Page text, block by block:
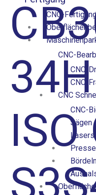
CNC-Fertigung
CNC-
CNC-
CNC-
CNC
CNC-
Sägen
ISO